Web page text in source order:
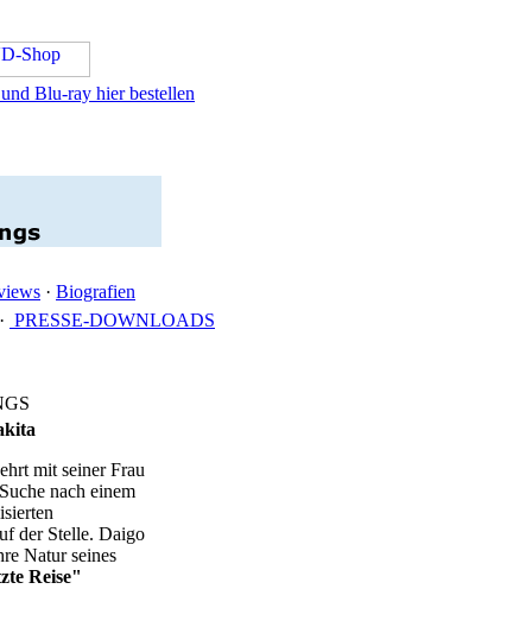
Blu-ray hier bestellen
· Biografien
PRESSE-DOWNLOADS
mit seiner Frau
nach einem
der Stelle. Daigo
Natur seines
Reise"